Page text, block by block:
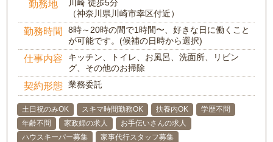
勤務地
川崎 徒歩5分
（神奈川県川崎市幸区付近）
勤務時間
8時～20時の間で1時間〜、好きな日に働くこと
が可能です。(候補の日時から選択)
仕事内容
キッチン、トイレ、お風呂、洗面所、リビン
グ、その他のお掃除
契約形態 業務委託
土日祝のみOK スキマ時間勤務OK 扶養内OK
学歴不問
年齢不問
家政婦の求人
お手伝いさんの求人
ハウスキーパー募集
家事代行スタッフ募集